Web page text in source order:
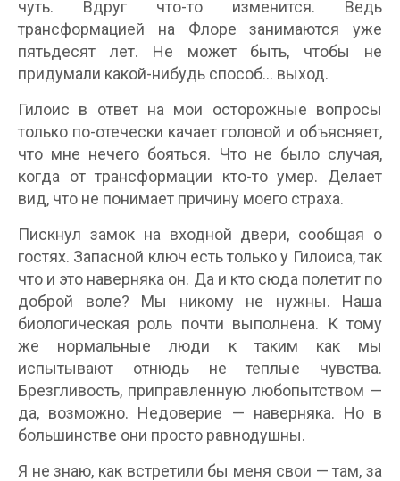
чуть. Вдруг что-то изменится. Ведь
трансформацией на Флоре занимаются уже
пятьдесят лет. Не может быть, чтобы не
придумали какой-нибудь способ… выход.
Гилоис в ответ на мои осторожные вопросы
только по-отечески качает головой и объясняет,
что мне нечего бояться. Что не было случая,
когда от трансформации кто-то умер. Делает
вид, что не понимает причину моего страха.
Пискнул замок на входной двери, сообщая о
гостях. Запасной ключ есть только у Гилоиса, так
что и это наверняка он. Да и кто сюда полетит по
доброй воле? Мы никому не нужны. Наша
биологическая роль почти выполнена. К тому
же нормальные люди к таким как мы
испытывают отнюдь не теплые чувства.
Брезгливость, приправленную любопытством —
да, возможно. Недоверие — наверняка. Но в
большинстве они просто равнодушны.
Я не знаю, как встретили бы меня свои — там, за